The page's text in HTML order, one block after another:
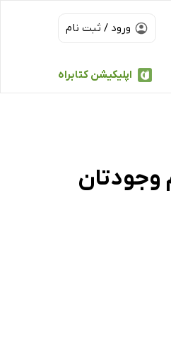
ورود / ثبت نام
اپلیکیشن کتابراه
وجودتان